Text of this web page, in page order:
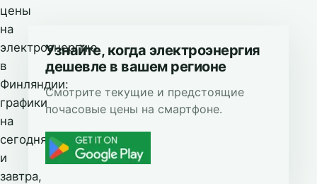
цены
на
электроэнергию
в
Финляндии:
графики
на
сегодня
и
завтра,
Узнайте, когда электроэнергия
дешевле в вашем регионе
Смотрите текущие и предстоящие
почасовые цены на смартфоне.